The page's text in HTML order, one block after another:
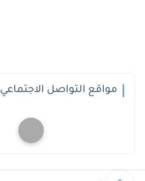
مواقع التواصل الاجتماعي